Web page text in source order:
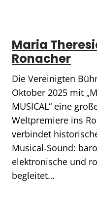
Maria
Ronacher
Die Vereinigten
Oktober 2025 mit
MUSICAL“ eine
Weltpremiere ins
verbindet
Musical‑Sound:
elektronische und
begleitet…